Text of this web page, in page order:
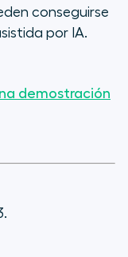
conseguirse
por IA.
demostración